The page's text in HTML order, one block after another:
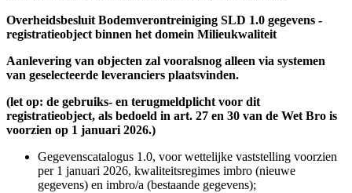
Overheidsbesluit Bodemverontreiniging SLD 1.0 gegevens -
registratieobject binnen het domein Milieukwaliteit
Aanlevering van objecten zal vooralsnog alleen via systemen
van geselecteerde leveranciers plaatsvinden.
(let op: de gebruiks- en terugmeldplicht voor dit
registratieobject, als bedoeld in art. 27 en 30 van de Wet Bro is
voorzien op 1 januari 2026.)
Gegevenscatalogus 1.0, voor wettelijke vaststelling voorzien
per 1 januari 2026, kwaliteitsregimes imbro (nieuwe
gegevens) en imbro/a (bestaande gegevens);